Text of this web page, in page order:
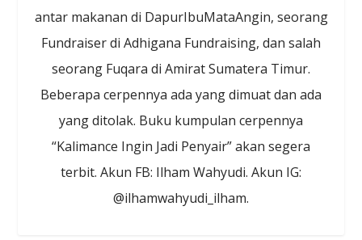
antar makanan di DapurIbuMataAngin, seorang
Fundraiser di Adhigana Fundraising, dan salah
seorang Fuqara di Amirat Sumatera Timur.
Beberapa cerpennya ada yang dimuat dan ada
yang ditolak. Buku kumpulan cerpennya
“Kalimance Ingin Jadi Penyair” akan segera
terbit. Akun FB: Ilham Wahyudi. Akun IG:
@ilhamwahyudi_ilham.